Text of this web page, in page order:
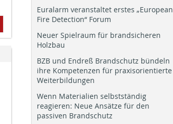
Euralarm veranstaltet erstes „European
Fire Detection“ Forum
Neuer Spielraum für brandsicheren
Holzbau
BZB und Endreß Brandschutz bündeln
ihre Kompetenzen für praxisorientierte
Weiterbildungen
Wenn Materialien selbstständig
reagieren: Neue Ansätze für den
passiven Brandschutz